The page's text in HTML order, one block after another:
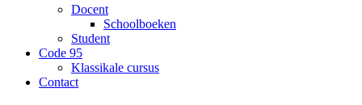
Docent
Schoolboeken
Student
Code 95
Klassikale cursus
Contact